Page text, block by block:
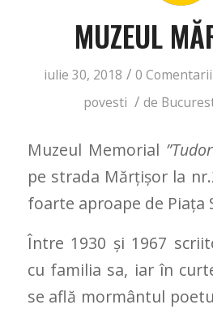
MUZEUL
iulie 30, 2018 / 0 Comentarii
povesti / de
Muzeul Memorial
pe strada Mărţişor la
foarte aproape de Piaţa
Între 1930 și 1967
cu familia sa, iar în
se află mormântul